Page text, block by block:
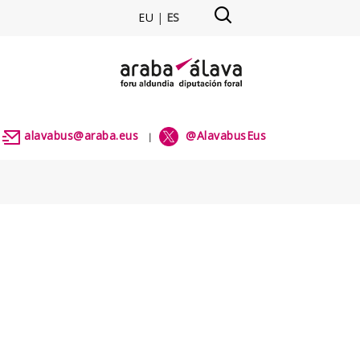
EU | ES
alavabus@araba.eus | @AlavabusEus